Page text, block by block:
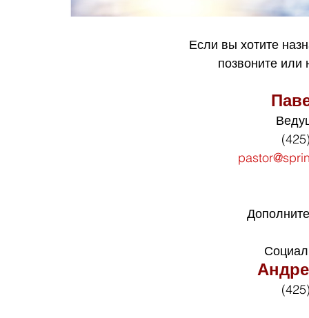
Если вы хотите
позвоните